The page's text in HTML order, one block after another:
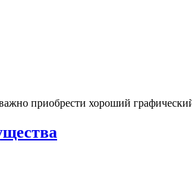
приобрести хороший